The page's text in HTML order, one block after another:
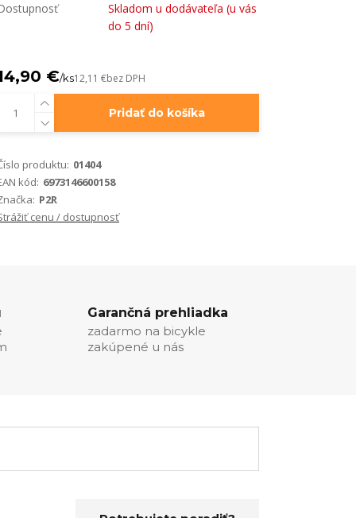
Skladom u dodávateľa (u vás
do 5 dní)
€/ks12,11 €bez DPH
Pridať do košíka
produktu: 01404
kód: 6973146600158
P2R
cenu / dostupnosť
Garančná prehliadka
zadarmo na bicykle
zakúpené u nás